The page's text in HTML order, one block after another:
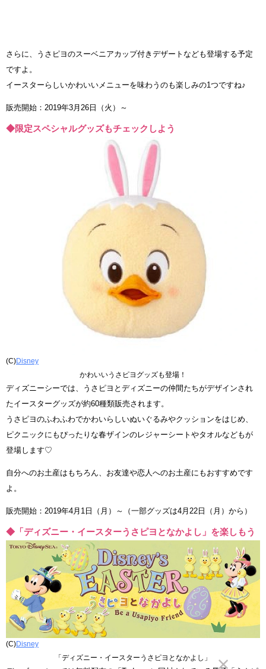
さらに、うさピヨのスーベニアカップ付きデザートなども登場する予定
ですよ。
イースターらしいかわいいメニューを味わうのも楽しみの1つですね♪
販売開始：2019年3月26日（火）～
◆限定スペシャルグッズもチェックしよう
(C)Disney
かわいいうさピヨグッズも登場！
ディズニーシーでは、うさピヨとディズニーの仲間たちがデザインされ
たイースターグッズが約60種類販売されます。
うさピヨのふわふわでかわいらしいぬいぐるみやクッションをはじめ、
ピクニックにもぴったりな春ザインのレジャーシートやタオルなどもが
登場します♡
自分へのお土産はもちろん、お友達や恋人へのお土産にもおすすめです
よ。
販売開始：2019年4月1日（月）～（一部グッズは4月22日（月）から）
◆「ディズニー・イースターうさピヨとなかよし」を楽しもう
(C)Disney
「ディズニー・イースターうさピヨとなかよし」